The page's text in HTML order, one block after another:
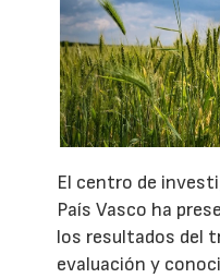
El centro de
País Vasco ha
los resultados del
evaluación y